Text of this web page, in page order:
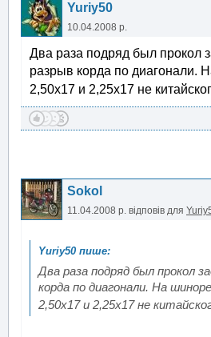
Yuriy50
10.04.2008 р.
Два раза подряд был прокол
разрыв корда по диагонали.
2,50х17 и 2,25х17 не
Sokol
11.04.2008 р. відповів для
Два раза подряд был прокол
корда по диагонали. На
2,50х17 и 2,25х17 не